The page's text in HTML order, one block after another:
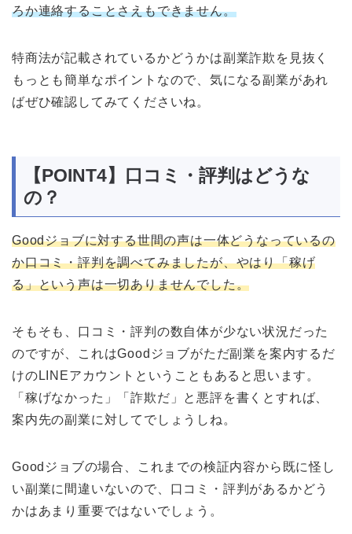
ろか連絡することさえもできません。
特商法が記載されているかどうかは副業詐欺を見抜く
もっとも簡単なポイントなので、気になる副業があれ
ばぜひ確認してみてくださいね。
【POINT4】口コミ・評判はどうな
の？
Goodジョブに対する世間の声は一体どうなっているの
か口コミ・評判を調べてみましたが、やはり「稼げ
る」という声は一切ありませんでした。
そもそも、口コミ・評判の数自体が少ない状況だった
のですが、これはGoodジョブがただ副業を案内するだ
けのLINEアカウントということもあると思います。
「稼げなかった」「詐欺だ」と悪評を書くとすれば、
案内先の副業に対してでしょうしね。
Goodジョブの場合、これまでの検証内容から既に怪し
い副業に間違いないので、口コミ・評判があるかどう
かはあまり重要ではないでしょう。